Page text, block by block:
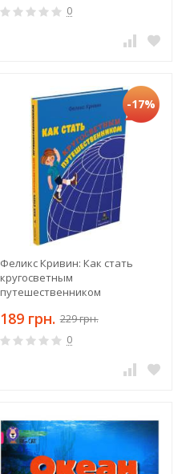
0
-17%
Феликс Кривин: Как стать
кругосветным
путешественником
189 грн. 229 грн.
0